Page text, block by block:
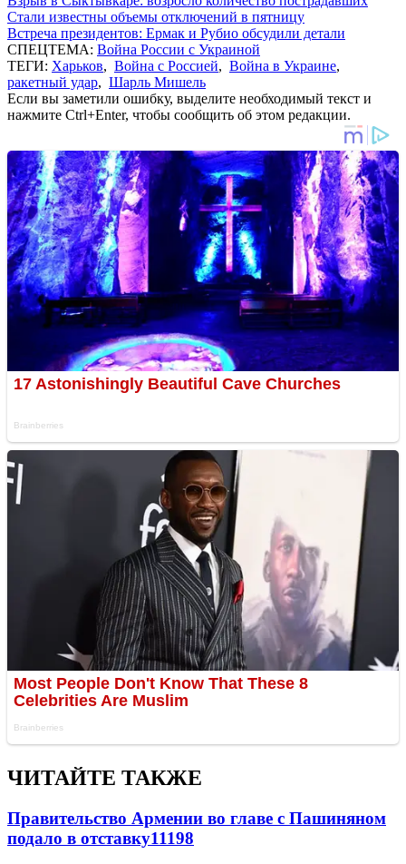
Стали известны объемы отключений в пятницу
Встреча президентов: Ермак и Рубио обсудили детали
СПЕЦТЕМА: Война России с Украиной
ТЕГИ: Харьков, Война с Россией, Война в Украине,
ракетный удар, Шарль Мишель
Если вы заметили ошибку, выделите необходимый текст и
нажмите Ctrl+Enter, чтобы сообщить об этом редакции.
ЧИТАЙТЕ ТАКЖЕ
Правительство Армении во главе с Пашиняном
подало в отставку11198